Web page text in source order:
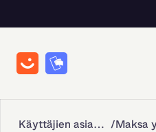
Käyttäjien asiakastuki